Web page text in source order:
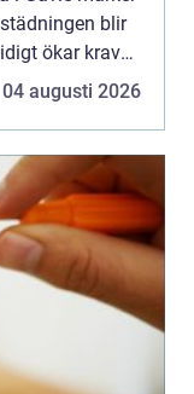
blir
ökar kraven
E...
04 augusti 2026